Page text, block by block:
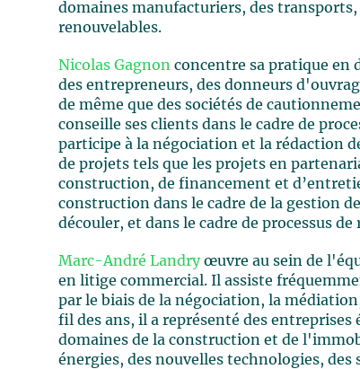
domaines manufacturiers, des
renouvelables.
Nicolas Gagnon concentre sa pratique en
des entrepreneurs, des donneurs
de même que des sociétés de
conseille ses clients dans le cadre de
participe à la négociation et la rédaction
de projets tels que les projets en
construction, de financement et
construction dans le cadre de la gestion
découler, et dans le cadre de processus
Marc-André Landryœuvre au sein de
en litige commercial. Il assiste
par le biais de la négociation, la
fil des ans, il a représenté des
domaines de la construction et de
énergies, des nouvelles technologies,